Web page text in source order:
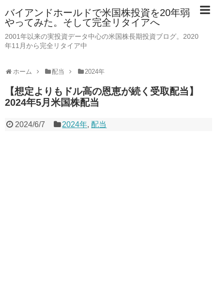
バイアンドホールドで米国株投資を20年弱
やってみた。そして完全リタイアへ
2001年以来の実投資データ中心の米国株長期投資ブログ。2020
年11月から完全リタイア中
ホーム 配当 2024年
【想定よりもドル高の恩恵が続く受取配当】
2024年5月米国株配当
2024/6/7 2024年,配当